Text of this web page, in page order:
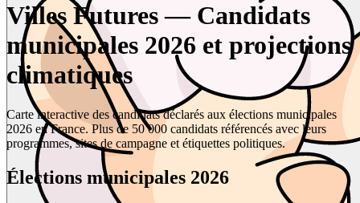
Villes Futures — Candidats
municipales 2026 et projections
climatiques
Carte interactive des candidats déclarés aux élections municipales
2026 en France. Plus de 50 000 candidats référencés avec leurs
programmes, sites de campagne et étiquettes politiques.
Élections municipales 2026